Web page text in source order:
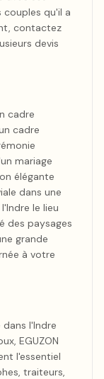
couples qu'il a
contactez
devis
cadre
cadre
mariage
élégante
dans une
le lieu
des paysages
grande
à votre
l'Indre
EGUZON
l'essentiel
traiteurs,